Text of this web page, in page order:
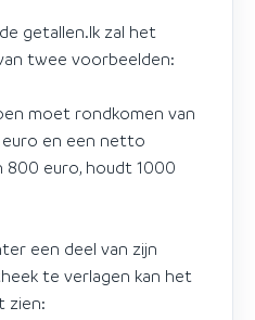
getallen.Ik zal het
twee voorbeelden:
moet rondkomen van
en een netto
euro, houdt 1000
een deel van zijn
te verlagen kan het
zien: